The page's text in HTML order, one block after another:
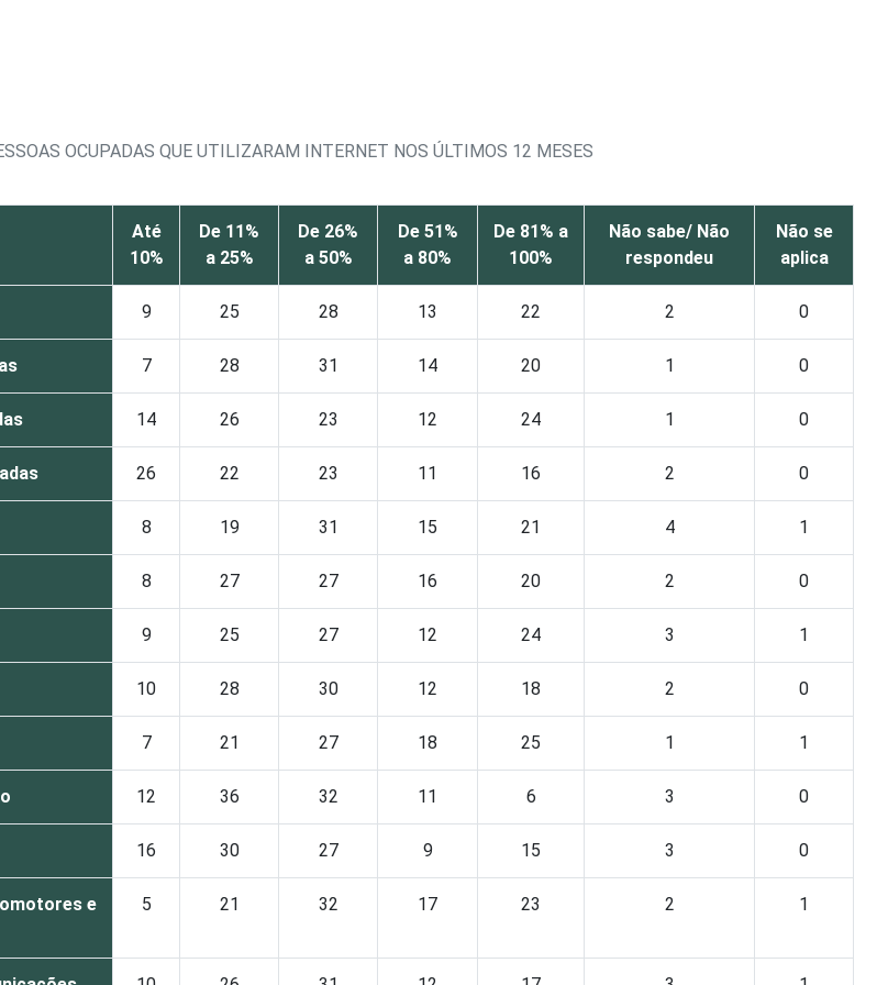
OCUPADAS QUE UTILIZARAM INTERNET NOS ÚLTIMOS 12 MESES
Até
10%
De 11%
a 25%
De 26%
a 50%
De 51%
a 80%
De 81% a
100%
Não sabe/ Não
respondeu
Não se
aplica
9 25 28 13 22 2 0
7 28 31 14 20 1 0
14 26 23 12 24 1 0
26 22 23 11 16 2 0
8 19 31 15 21 4 1
8 27 27 16 20 2 0
9 25 27 12 24 3 1
10 28 30 12 18 2 0
7 21 27 18 25 1 1
12 36 32 11 6 3 0
16 30 27 9 15 3 0
e
5 21 32 17 23 2 1